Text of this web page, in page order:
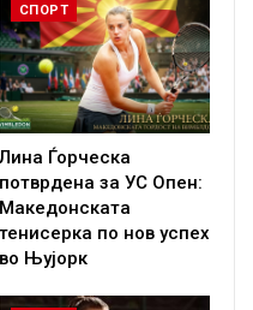
СПОРТ
Лина Ѓорческа
потврдена за УС Опен:
Македонската
тенисерка по нов успех
во Њујорк